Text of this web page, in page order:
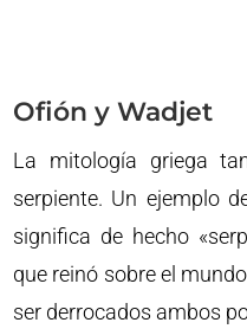
Ofión y Wadjet
La mitología griega
serpiente. Un ejemplo
significa de hecho
que reinó sobre el
ser derrocados ambos